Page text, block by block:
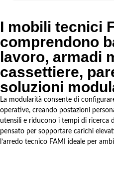
I mobili tecnici
comprendono
lavoro, armadi
cassettiere,
soluzioni
La modularità consente di
operative, creando postazioni
utensili e riducono i tempi di ricerca
pensato per sopportare carichi
l’arredo tecnico FAMI ideale per